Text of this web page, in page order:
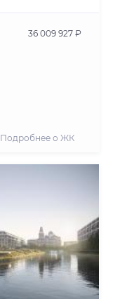
36 009 927 ₽
Подробнее о ЖК